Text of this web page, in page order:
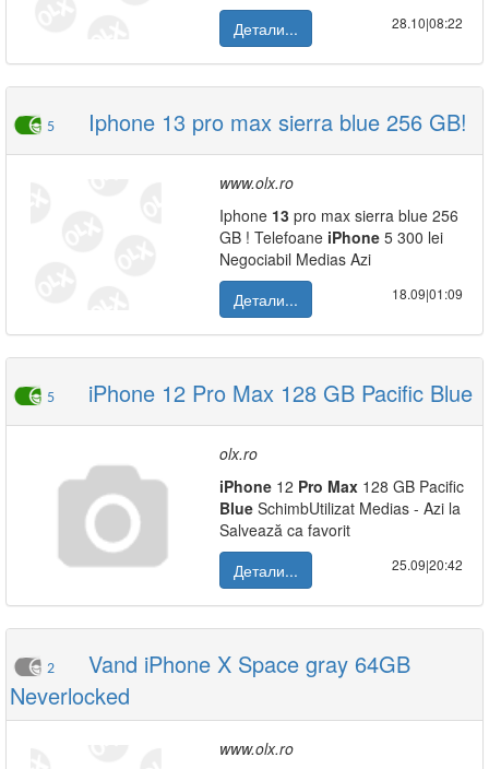
Детали...
28.10|08:22
5 Iphone 13 pro max sierra blue 256 GB!
www.olx.ro
Iphone 13 pro max sierra blue 256
GB ! Telefoane iPhone 5 300 lei
Negociabil Medias Azi
Детали...
18.09|01:09
5 iPhone 12 Pro Max 128 GB Pacific Blue
olx.ro
iPhone 12 Pro Max 128 GB Pacific
Blue SchimbUtilizat Medias - Azi la
Salvează ca favorit
Детали...
25.09|20:42
2
Vand iPhone X Space gray 64GB
Neverlocked
www.olx.ro